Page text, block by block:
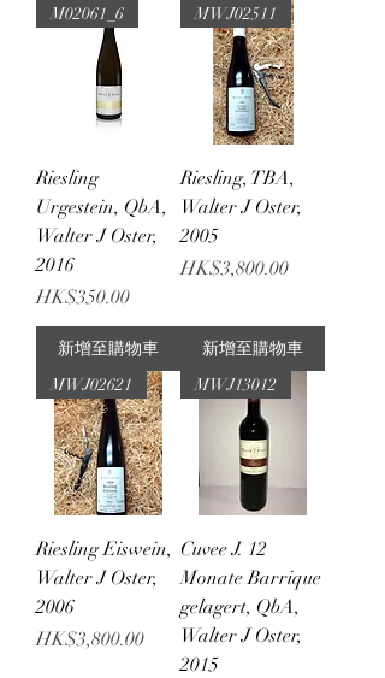
M02061_6
Riesling
Urgestein, QbA,
Walter J Oster,
2016
價格
HK$350.00
新增至購物車
MWJ02511
Riesling, TBA,
Walter J Oster,
2005
價格
HK$3,800.00
新增至購物車
MWJ02621
Riesling Eiswein,
Walter J Oster,
2006
價格
HK$3,800.00
MWJ13012
Cuvee J. 12
Monate Barrique
gelagert, QbA,
Walter J Oster,
2015